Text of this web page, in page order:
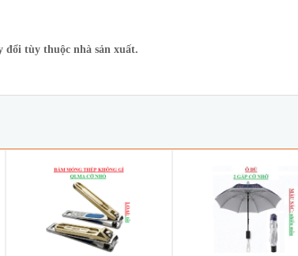
tùy thuộc nhà sản xuất.